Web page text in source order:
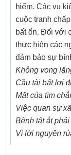
hiểm. Các vụ
cuộc tranh
bất ổn. Đối với
thực hiện các
đảm bảo sự
Không vong
Cầu tài bất lợi
Mất của tìm
Việc quan sự
Bệnh tật ắt
Vì lời nguyền